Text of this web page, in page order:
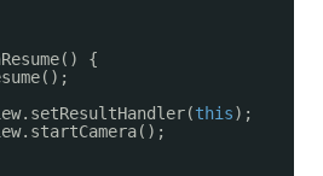
{
this);